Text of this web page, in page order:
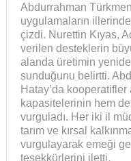
Abdurrahman
uygulamaların illerinde
çizdi. Nurettin Kıyas,
verilen desteklerin
alanda üretimin
sunduğunu belirtti.
Hatay’da kooperatifler
kapasitelerinin hem de
vurguladı. Her iki il
tarım ve kırsal
vurgulayarak emeği
teşekkürlerini iletti.